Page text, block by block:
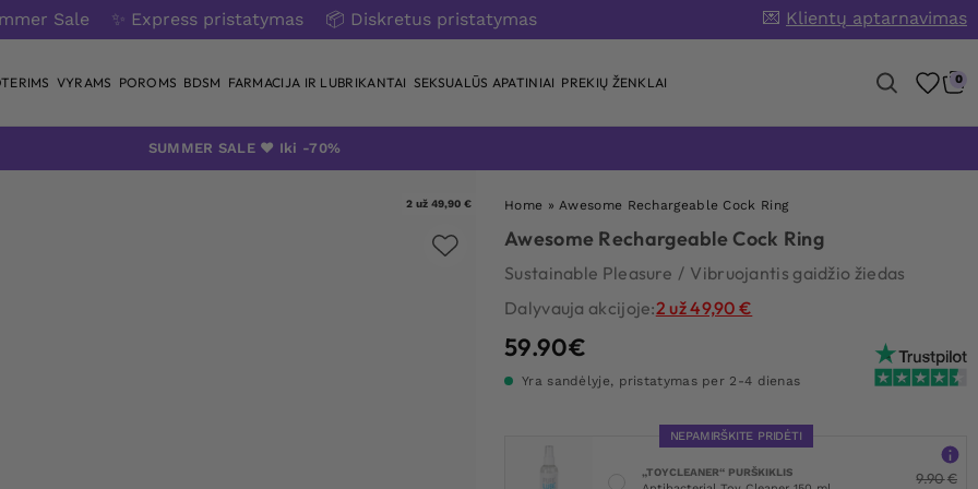
Sale ✨ Express pristatymas 📦 Diskretus pristatymas 💌 Klientų aptarnavimas
VYRAMS POROMS BDSM FARMACIJA IR LUBRIKANTAI SEKSUALŪS APATINIAI PREKIŲ ŽENKLAI 0
SUMMER SALE ❤️ Iki -70%
2 už 49,90 € Home »Awesome Rechargeable Cock Ring
Awesome Rechargeable Cock Ring
Sustainable Pleasure / Vibruojantis gaidžio žiedas
Dalyvauja akcijoje:2 už 49,90 €
59.90€
Yra sandėlyje, pristatymas per 2-4 dienas
NEPAMIRŠKITE PRIDĖTI
„TOYCLEANER“ PURŠKIKLIS 9.90€